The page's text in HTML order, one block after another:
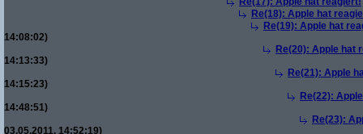
Re(18): Apple hat
Re(19): Apple hat
14:08:02)
Re(20): Apple hat
14:13:33)
Re(21): Apple
14:15:23)
Re(22):
14:48:51)
Re(23):
03.05.2011, 14:52:19)